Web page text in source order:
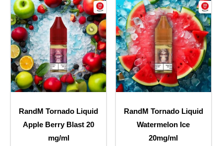
RandM Tornado Liquid
Apple Berry Blast 20
mg/ml
RandM Tornado Liquid
Watermelon Ice
20mg/ml